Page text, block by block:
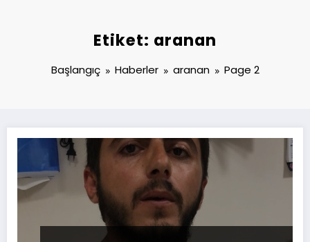
Etiket: aranan
Başlangıç Haberler aranan Page 2